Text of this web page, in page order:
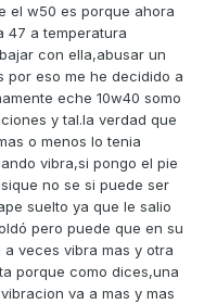
10W50 al ser más
vibración, pero
tener que bombearlo
enseguida el
lo que se consigue
antes, otra cosa es
y se necesite poner
pero al final la vas a
el w50 es porque ahora
47 a temperatura
con ella,abusar un
por eso me he decidido a
eche 10w40 somo
y tal.la verdad que
o menos lo tenia
vibra,si pongo el pie
no se si puede ser
suelto ya que le salio
pero puede que en su
veces vibra mas y otra
porque como dices,una
va a mas y mas